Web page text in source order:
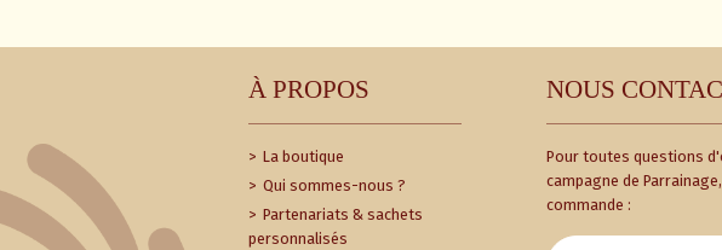
À PROPOS
La boutique
Qui sommes-nous ?
Partenariats & sachets
personnalisés
NOUS
Pour toutes questions
campagne de
commande :